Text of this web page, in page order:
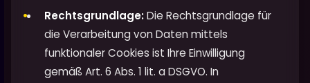
Rechtsgrundlage:Die Rechtsgrundlage für
die Verarbeitung von Daten mittels
funktionaler Cookies ist Ihre Einwilligung
gemäß Art. 6 Abs. 1 lit. a DSGVO. In